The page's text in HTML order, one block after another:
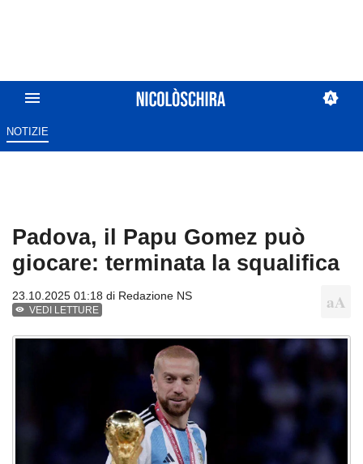
NOTIZIE
Padova, il Papu Gomez può
giocare: terminata la squalifica
23.10.2025 01:18 di Redazione NS
VEDI LETTURE